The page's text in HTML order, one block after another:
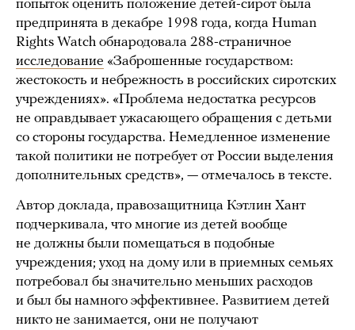
попыток оценить положение детей-сирот была
предпринята в декабре 1998 года, когда Human
Rights Watch обнародовала 288-страничное
исследование «Заброшенные государством:
жестокость и небрежность в российских сиротских
учреждениях». «Проблема недостатка ресурсов
не оправдывает ужасающего обращения с детьми
со стороны государства. Немедленное изменение
такой политики не потребует от России выделения
дополнительных средств», — отмечалось в тексте.
Автор доклада, правозащитница Кэтлин Хант
подчеркивала, что многие из детей вообще
не должны были помещаться в подобные
учреждения; уход на дому или в приемных семьях
потребовал бы значительно меньших расходов
и был бы намного эффективнее. Развитием детей
никто не занимается, они не получают